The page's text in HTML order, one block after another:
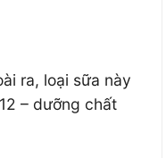
ra, loại sữa này
– dưỡng chất